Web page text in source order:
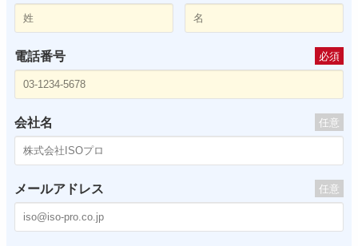
電話番号 必須
会社名 任意
メールアドレス 任意